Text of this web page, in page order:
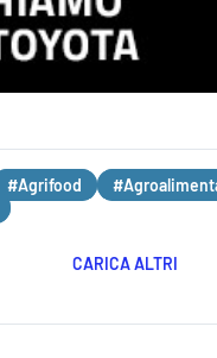
#Agrifood
CARICA ALTRI